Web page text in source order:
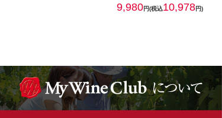
9,980円(税込10,978円)